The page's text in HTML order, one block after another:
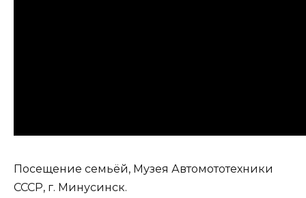
Посещение семьёй, Музея Автомототехники
СССР, г. Минусинск.